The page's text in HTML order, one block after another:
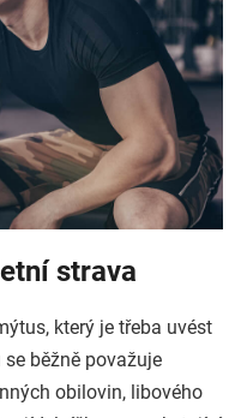
strava
který je třeba uvést
běžně považuje
obilovin, libového